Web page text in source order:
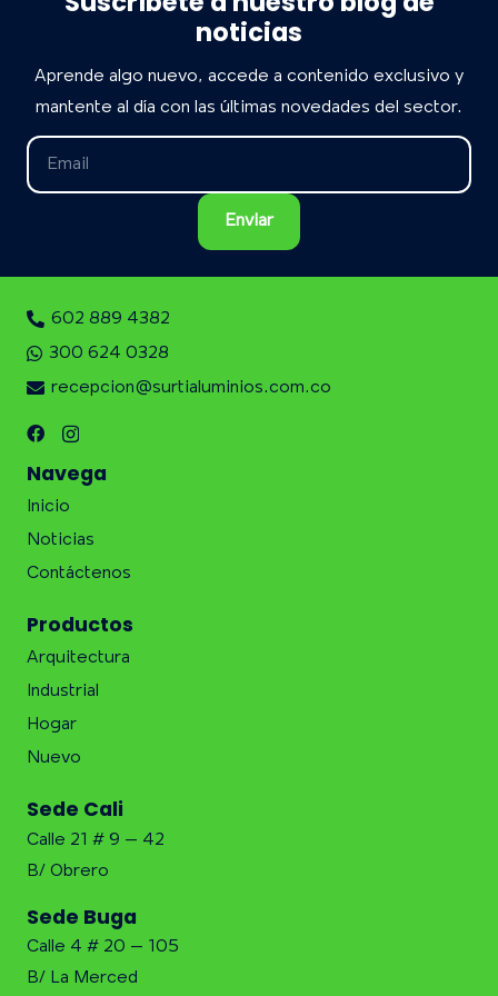
noticias
Aprende algo nuevo, accede a contenido exclusivo y
mantente al día con las últimas novedades del sector.
602 889 4382
300 624 0328
recepcion@surtialuminios.com.co
Navega
Inicio
Noticias
Contáctenos
Productos
Arquitectura
Industrial
Hogar
Nuevo
Sede Cali
Calle 21 # 9 – 42
B/ Obrero
Sede Buga
Calle 4 # 20 – 105
B/ La Merced